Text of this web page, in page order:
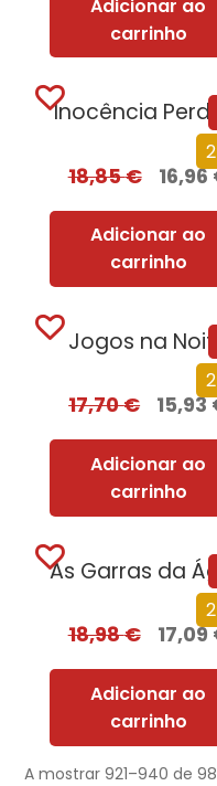
Adicionar ao
carrinho
Inocência
18,85€ 16,96
Adicionar ao
carrinho
Jogos na
17,70€ 15,93
Adicionar ao
carrinho
18,98€ 17,09
Adicionar ao
carrinho
A mostrar 921–940 de